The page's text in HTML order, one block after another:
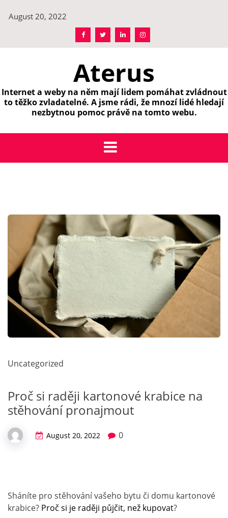
August 20, 2022
Aterus
Internet a weby na něm mají lidem pomáhat zvládnout
to těžko zvladatelné. A jsme rádi, že mnozí lidé hledají
nezbytnou pomoc právě na tomto webu.
Uncategorized
Proč si raději kartonové krabice na
stěhování pronajmout
August 20, 2022 0
Sháníte pro stěhování vašeho bytu či domu kartonové
krabice? Proč si je raději půjčit, než kupovat?